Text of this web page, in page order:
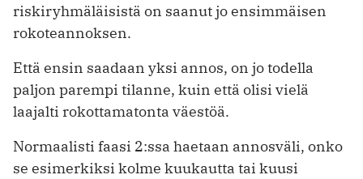
riskiryhmäläisistä on saanut jo ensimmäisen
rokoteannoksen.
Että ensin saadaan yksi annos, on jo todella
paljon parempi tilanne, kuin että olisi vielä
laajalti rokottamatonta väestöä.
Normaalisti faasi 2:ssa haetaan annosväli, onko
se esimerkiksi kolme kuukautta tai kuusi